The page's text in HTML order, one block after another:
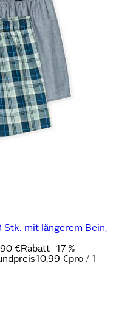
Stk. mit längerem Bein,
€Rabatt- 17 %
10,99 €pro / 1